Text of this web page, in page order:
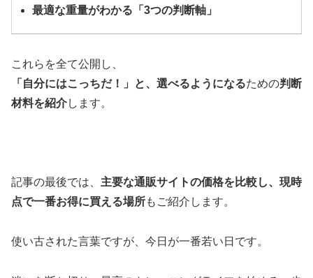
最適な重量がわかる「3つの判断軸」
これらを全て公開し、
「自分にはこっちだ！」と、選べるようになるための判断
材料を紹介します。
記事の最後では、 主要な通販サイトの価格を比較し、現時
点で一番お得に買える場所もご紹介します。
使い古された言葉ですが、今日が一番若い日です。